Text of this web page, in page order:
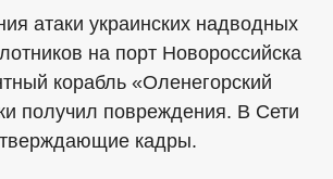
атаки украинских надводных
на порт Новороссийска
корабль «Оленегорский
получил повреждения. В Сети
кадры.